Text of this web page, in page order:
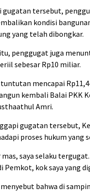
gugatan tersebut,
kondisi
yang telah dibongkar.
penggugat juga
sebesar Rp10 miliar.
mencapai
kembali Balai PKK
Amri.
gugatan tersebut,
proses hukum yang
mas, saya selaku
Pemkot, kok saya yang
bahwa di